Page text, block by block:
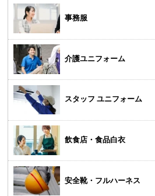
事務服
介護ユニフォーム
スタッフ ユニフォーム
飲食店・食品白衣
安全靴・フルハーネス